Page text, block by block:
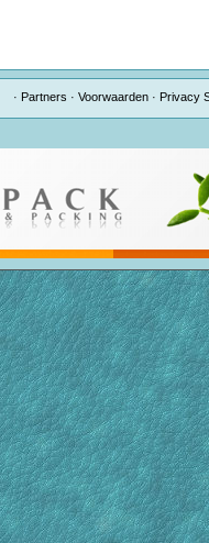
· Partners ·Voorwaarden · Privacy